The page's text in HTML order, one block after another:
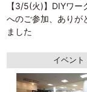
【3/5(火)】DIYワー
へのご参加、ありが
ました
イベント